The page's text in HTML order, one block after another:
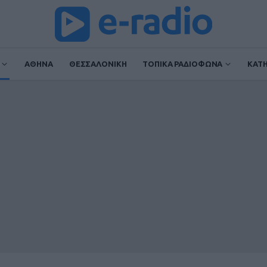
ΑΘΗΝΑ ΘΕΣΣΑΛΟΝΙΚΗ ΤΟΠΙΚΑ ΡΑΔΙΟΦΩΝΑ